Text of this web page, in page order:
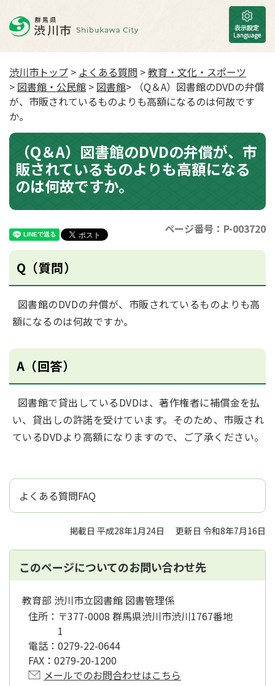
渋川市トップ > よくある質問 >教育・文化・スポーツ
> 図書館・公民館 > 図書館> （Q＆A）図書館のDVDの弁償
が、市販されているものよりも高額になるのは何故です
か。
（Q＆A）図書館のDVDの弁償が、市
販されているものよりも高額になる
のは何故ですか。
ページ番号：P-003720
Q（質問）
図書館のDVDの弁償が、市販されているものよりも高
額になるのは何故ですか。
A（回答）
図書館で貸出しているDVDは、著作権者に補償金を払
い、貸出しの許諾を受けています。そのため、市販され
ているDVDより高額になりますので、ご了承ください。
よくある質問FAQ
掲載日 平成28年1月24日 更新日 令和8年7月16日
このページについてのお問い合わせ先
教育部 渋川市立図書館 図書管理係
住所： 〒377-0008 群馬県渋川市渋川1767番地
1
電話： 0279-22-0644
FAX： 0279-20-1200
メールでのお問合わせはこちら